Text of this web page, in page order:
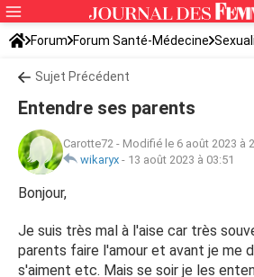
Forum Forum Santé-Médecine
Sujet Précédent
Entendre ses parents
Carotte72 - Modifié le 6 août 2023 à
wikaryx - 13 août 2023 à 03:51
Bonjour,
Je suis très mal à l'aise car très
parents faire l'amour et avant je me
s'aiment etc. Mais se soir je les